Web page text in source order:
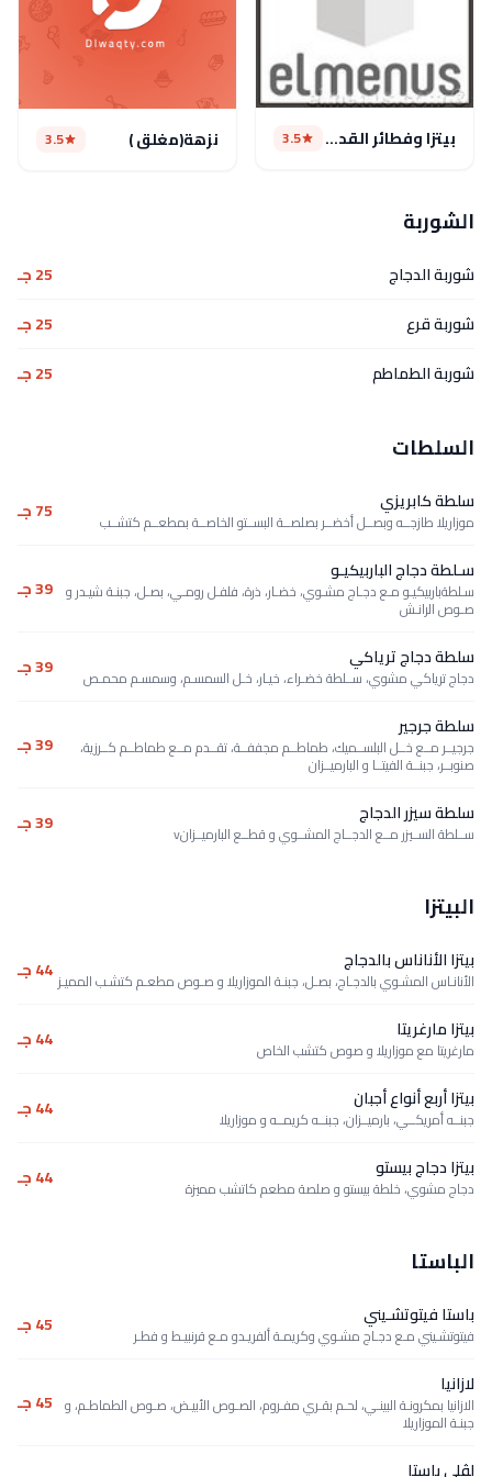
بيتزا وفطائر القدس 3.5 نزهة(مغلق ) 3.5
الشوربة
شوربة الدجاج
25 جـ
شوربة قرع
25 جـ
شوربة الطماطم
25 جـ
السلطات
سلطة كابريزي
موزاريلا طازجــه وبصــل أخضــر بصلصــة البســتو الخاصــة بمطعــم كتشــب 75 جـ
سـلطة دجاج الباربيكيـو
سـلطةباربيكيـو مـع دجـاج مشـوي، خضـار، ذرة، فلفـل رومـي، بصـل، جبنـة شيـدر و
صـوص الرانـش
39 جـ
سلطة دجاج ترياكي
دجاج ترياكي مشوي، ســلطة خضـراء، خيـار، خـل السمسـم، وسمسـم محمـص 39 جـ
سلطة جرجير
جرجيــر مــع خــل البلســميك، طماطــم مجففــة، تقــدم مــع طماطــم كــرزية،
صنوبــر، جبنــة الفيتــا و البارميــزان
39 جـ
سلطة سيزر الدجاج
ســلطة الســيزر مــع الدجــاج المشــوي و قطــع البارميــزانv 39 جـ
البيتزا
بيتزا الأناناس بالدجاج
الأنانـاس المشـوي بالدجـاج، بصـل، جبنـة الموزاريلا و صـوص مطعـم كتشـب المميـز 44 جـ
بيتزا مارغريتا
مارغريتا مع موزاريلا و صوص كتشب الخاص 44 جـ
بيتزا أربع أنواع أجبان
جبنــه أمريكــي، بارميــزان، جبنــه كريمــه و موزاريلا 44 جـ
بيتزا دجاج بيستو
دجاج مشوي، خلطة بيستو و صلصة مطعم كاتشب مميزة 44 جـ
الباستا
باستا فيتوتشـيني
فيتوتشـيني مـع دجـاج مشـوي وكريمـة ألفريـدو مـع قرنبيـط و فطـر 45 جـ
لازانيا
الازانيا بمكرونـة البينـي، لحـم بقـري مفـروم، الصـوص الأبيـض، صـوص الطماطـم، و
جبنـة الموزاريلا
45 جـ
لڤلي باستا